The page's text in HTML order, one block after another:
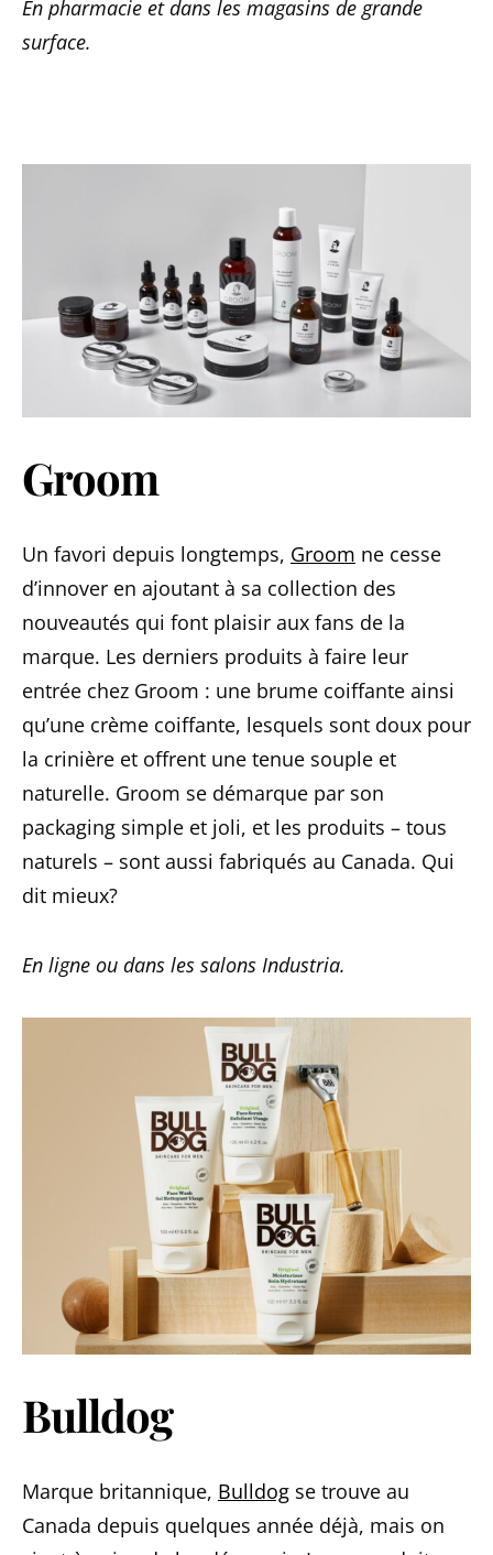
En pharmacie et dans les magasins de grande
surface.
Groom
Un favori depuis longtemps, Groom ne cesse
d’innover en ajoutant à sa collection des
nouveautés qui font plaisir aux fans de la
marque. Les derniers produits à faire leur
entrée chez Groom : une brume coiffante ainsi
qu’une crème coiffante, lesquels sont doux pour
la crinière et offrent une tenue souple et
naturelle. Groom se démarque par son
packaging simple et joli, et les produits – tous
naturels – sont aussi fabriqués au Canada. Qui
dit mieux?
En ligne ou dans les salons Industria.
Bulldog
Marque britannique, Bulldog se trouve au
Canada depuis quelques année déjà, mais on